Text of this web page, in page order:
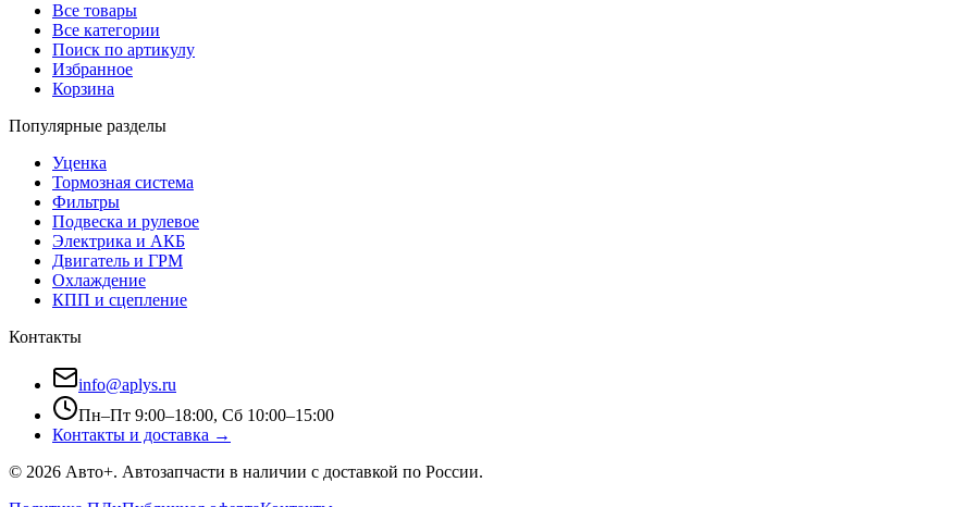
Все товары
Все категории
Поиск по артикулу
Избранное
Корзина
Популярные разделы
Уценка
Тормозная система
Фильтры
Подвеска и рулевое
Электрика и АКБ
Двигатель и ГРМ
Охлаждение
КПП и сцепление
Контакты
info@aplys.ru
Пн–Пт 9:00–18:00, Сб 10:00–15:00
Контакты и доставка →
© 2026 Авто+. Автозапчасти в наличии с доставкой по России.